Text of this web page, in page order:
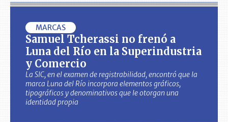
MARCAS
Samuel Tcherassi no frenó a
Luna del Río en la Superindustria
y Comercio
La SIC, en el examen de registrabilidad, encontró que la
marca Luna del Río incorpora elementos gráficos,
tipográficos y denominativos que le otorgan una
identidad propia